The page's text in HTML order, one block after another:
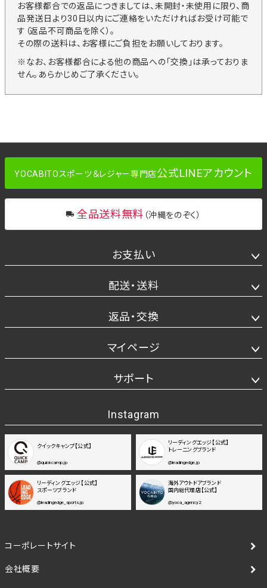
お客様都合での返品につきましては、未開封・未使用に限り、商
品発送日より30日以内にご連絡をいただければお受け可能で
す（返品不可商品を除く）。
その際の送料は、お客様にご負担をお願いしております。
※なお、お客様都合による他の商品への「交換」は承っておりま
せん。あらかじめご了承ください。
YOCABITOスポーツ＆レジャー専門店公式LINEアカウント
全品送料無料 （沖縄をのぞく）
お支払い
配送・送料
返品・交換
マイページ
サポート
Instagram
クイックキャンプ【公式】
@quickcamp.jp
リーディングエッジ【公式】
トレーニングブランド
@leadingedge.jp
リーディングエッジ【公式】
スポーツブランド
@leadingedge_sports.jp
海外アウトドアブランド
国内総代理店【公式】
@yoca_agency2
コーポレートサイト
会社概要